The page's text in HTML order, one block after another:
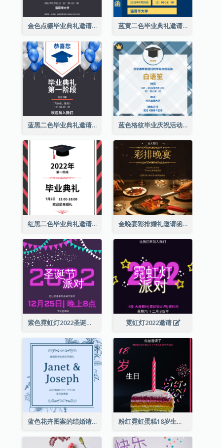
金色点缀毕业典礼邀请函 蓝黄二色毕业典礼邀请函
蓝黑二色毕业典礼邀请函 蓝色格纹毕业庆祝活动邀请函
红黑二色毕业典礼邀请函 金晚宴彩排婚礼邀请函
紫色霓虹灯2022圣诞晚会邀请函 霓虹灯2022邀请
蓝色花卉图案的结婚请柬 粉红霓虹蛋糕18岁生日请柬